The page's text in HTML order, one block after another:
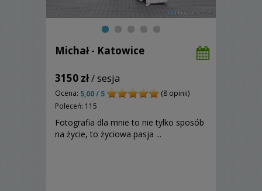
Michał - Katowice
3150 zł/ sesja
Ocena: 5,00 / 5
(8 opinii)
Poleceń: 115
Fotografia dla mnie to nie tylko sposób
na życie, to życiowa pasja ...